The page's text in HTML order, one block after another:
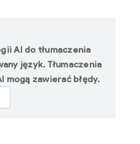
AI do tłumaczenia
język. Tłumaczenia
mogą zawierać błędy.